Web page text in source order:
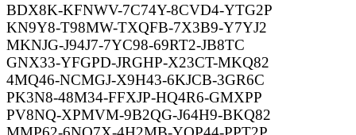
BDX8K-KFNWV-7C74Y-8CVD4-YTG2P
KN9Y8-T98MW-TXQFB-7X3B9-Y7YJ2
MKNJG-J94J7-7YC98-69RT2-JB8TC
GNX33-YFGPD-JRGHP-X23CT-MKQ82
4MQ46-NCMGJ-X9H43-6KJCB-3GR6C
PK3N8-48M34-FFXJP-HQ4R6-GMXPP
PV8NQ-XPMVM-9B2QG-J64H9-BKQ82